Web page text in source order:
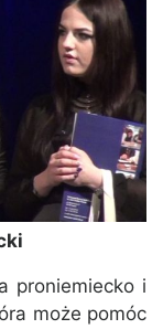
proniemiecko i
może pomóc